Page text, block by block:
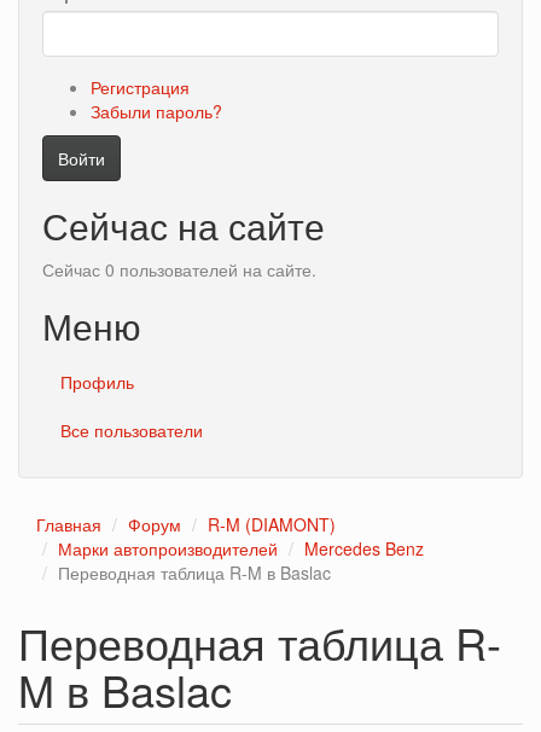
Регистрация
Забыли пароль?
Войти
Сейчас на сайте
Сейчас 0 пользователей на сайте.
Меню
Профиль
Все пользователи
Главная Форум
R-M (DIAMONT)
Марки автопроизводителей
Mercedes Benz
Переводная таблица R-M в Baslac
Переводная таблица R-
M в Baslac